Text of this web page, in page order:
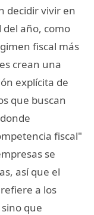
decidir vivir en
año, como
fiscal más
crean una
explícita de
que buscan
fiscal"
se
así que el
a los
que